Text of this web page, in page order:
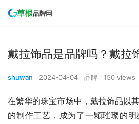
戴拉饰品是品牌吗？戴拉
shuwan 2024-04-04 品牌 150 views
在繁华的珠宝市场中，戴拉饰品以
的制作工艺，成为了一颗璀璨的